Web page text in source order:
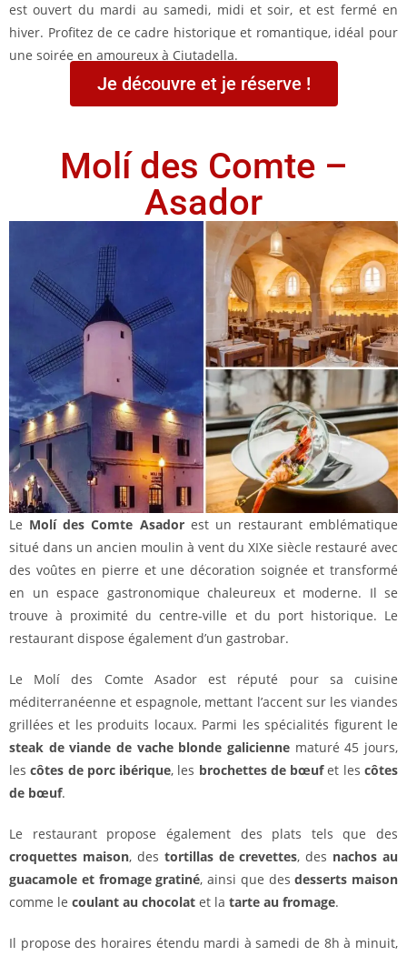
est ouvert du mardi au samedi, midi et soir, et est fermé en
hiver. Profitez de ce cadre historique et romantique, idéal pour
une soirée en amoureux à Ciutadella.
Je découvre et je réserve !
Molí des Comte –
Asador
Le Molí des Comte Asadorest un restaurant emblématique
situé dans un ancien moulin à vent du XIXe siècle restauré avec
des voûtes en pierre et une décoration soignée et transformé
en un espace gastronomique chaleureux et moderne. Il se
trouve à proximité du centre-ville et du port historique. Le
restaurant dispose également d’un gastrobar.
Le Molí des Comte Asador est réputé pour sa cuisine
méditerranéenne et espagnole, mettant l’accent sur les viandes
grillées et les produits locaux. Parmi les spécialités figurent le
steak de viande de vache blonde galicienne maturé 45 jours,
lescôtes de porc ibérique, les brochettes de bœufet lescôtes
de bœuf.
Le restaurant propose également des plats tels que des
croquettes maison, des tortillas de crevettes, des nachos au
guacamole et fromage gratiné, ainsi que desdesserts maison
comme le coulant au chocolat et la tarte au fromage.
Il propose des horaires étendu mardi à samedi de 8h à minuit,